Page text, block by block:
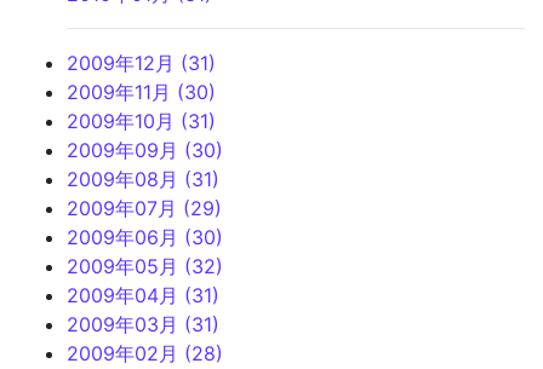
2009年12月 (31)
2009年11月 (30)
2009年10月 (31)
2009年09月 (30)
2009年08月 (31)
2009年07月 (29)
2009年06月 (30)
2009年05月 (32)
2009年04月 (31)
2009年03月 (31)
2009年02月 (28)